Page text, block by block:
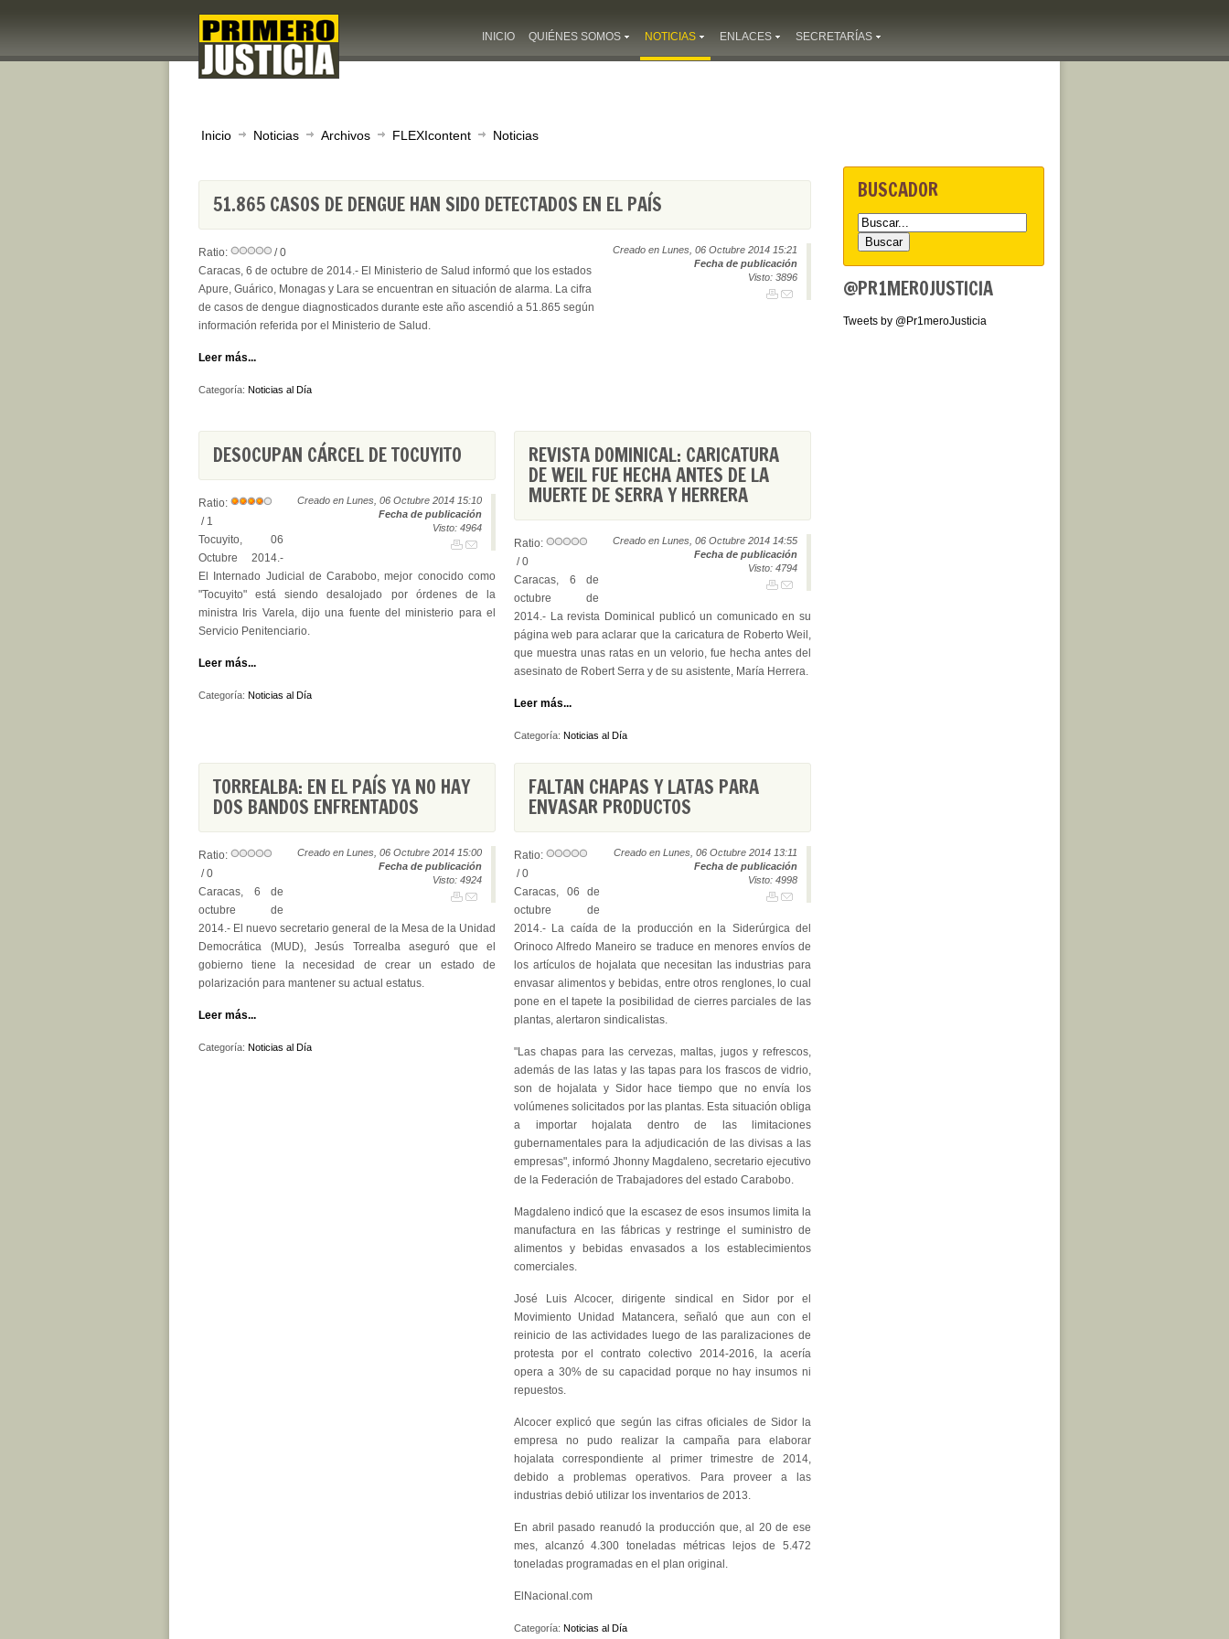
INICIO QUIÉNES SOMOS NOTICIAS ENLACES SECRETARÍAS
Inicio Noticias Archivos FLEXIcontent Noticias
51.865 CASOS DE DENGUE HAN SIDO DETECTADOS EN EL PAÍS
Creado en Lunes, 06 Octubre 2014 15:21
Fecha de publicación
Visto: 3896
Ratio:
/ 0
Caracas, 6 de octubre de 2014.- El Ministerio de Salud informó que los estados
Apure, Guárico, Monagas y Lara se encuentran en situación de alarma. La cifra
de casos de dengue diagnosticados durante este año ascendió a 51.865 según
información referida por el Ministerio de Salud.
Leer más...
Categoría: Noticias al Día
DESOCUPAN CÁRCEL DE TOCUYITO
Creado en Lunes, 06 Octubre 2014 15:10
Fecha de publicación
Visto: 4964
Ratio:
/ 1
Tocuyito, 06
Octubre 2014.-
El Internado Judicial de Carabobo, mejor conocido como
"Tocuyito" está siendo desalojado por órdenes de la
ministra Iris Varela, dijo una fuente del ministerio para el
Servicio Penitenciario.
Leer más...
Categoría: Noticias al Día
REVISTA DOMINICAL: CARICATURA
DE WEIL FUE HECHA ANTES DE LA
MUERTE DE SERRA Y HERRERA
Creado en Lunes, 06 Octubre 2014 14:55
Fecha de publicación
Visto: 4794
Ratio:
/ 0
Caracas, 6 de
octubre de
2014.- La revista Dominical publicó un comunicado en su
página web para aclarar que la caricatura de Roberto Weil,
que muestra unas ratas en un velorio, fue hecha antes del
asesinato de Robert Serra y de su asistente, María Herrera.
Leer más...
Categoría: Noticias al Día
TORREALBA: EN EL PAÍS YA NO HAY
DOS BANDOS ENFRENTADOS
Creado en Lunes, 06 Octubre 2014 15:00
Fecha de publicación
Visto: 4924
Ratio:
/ 0
Caracas, 6 de
octubre de
2014.- El nuevo secretario general de la Mesa de la Unidad
Democrática (MUD), Jesús Torrealba aseguró que el
gobierno tiene la necesidad de crear un estado de
polarización para mantener su actual estatus.
Leer más...
Categoría: Noticias al Día
FALTAN CHAPAS Y LATAS PARA
ENVASAR PRODUCTOS
Creado en Lunes, 06 Octubre 2014 13:11
Fecha de publicación
Visto: 4998
Ratio:
/ 0
Caracas, 06 de
octubre de
2014.- La caída de la producción en la Siderúrgica del
Orinoco Alfredo Maneiro se traduce en menores envíos de
los artículos de hojalata que necesitan las industrias para
envasar alimentos y bebidas, entre otros renglones, lo cual
pone en el tapete la posibilidad de cierres parciales de las
plantas, alertaron sindicalistas.
"Las chapas para las cervezas, maltas, jugos y refrescos,
además de las latas y las tapas para los frascos de vidrio,
son de hojalata y Sidor hace tiempo que no envía los
volúmenes solicitados por las plantas. Esta situación obliga
a importar hojalata dentro de las limitaciones
gubernamentales para la adjudicación de las divisas a las
empresas", informó Jhonny Magdaleno, secretario ejecutivo
de la Federación de Trabajadores del estado Carabobo.
Magdaleno indicó que la escasez de esos insumos limita la
manufactura en las fábricas y restringe el suministro de
alimentos y bebidas envasados a los establecimientos
comerciales.
José Luis Alcocer, dirigente sindical en Sidor por el
Movimiento Unidad Matancera, señaló que aun con el
reinicio de las actividades luego de las paralizaciones de
protesta por el contrato colectivo 2014-2016, la acería
opera a 30% de su capacidad porque no hay insumos ni
repuestos.
Alcocer explicó que según las cifras oficiales de Sidor la
empresa no pudo realizar la campaña para elaborar
hojalata correspondiente al primer trimestre de 2014,
debido a problemas operativos. Para proveer a las
industrias debió utilizar los inventarios de 2013.
En abril pasado reanudó la producción que, al 20 de ese
mes, alcanzó 4.300 toneladas métricas lejos de 5.472
toneladas programadas en el plan original.
ElNacional.com
Categoría: Noticias al Día
BUSCADOR
@PR1MEROJUSTICIA
Tweets by @Pr1meroJusticia